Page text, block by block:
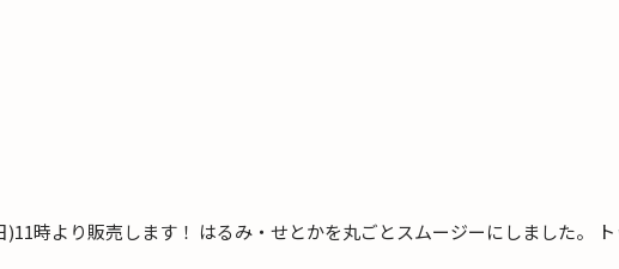
)11時より販売します！ はるみ・せとかを丸ごとスムージーにしました。